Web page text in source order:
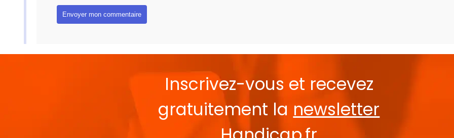
Inscrivez-vous et recevez
gratuitement la newsletter